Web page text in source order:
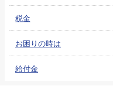
税金
お困りの時は
給付金